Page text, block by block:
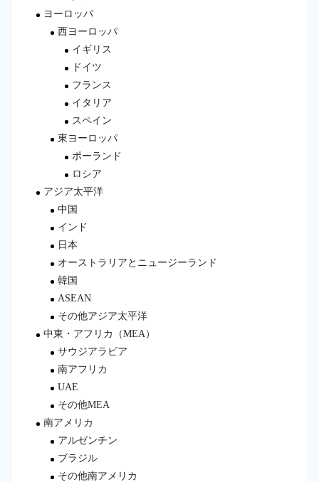
ヨーロッパ
西ヨーロッパ
イギリス
ドイツ
フランス
イタリア
スペイン
東ヨーロッパ
ポーランド
ロシア
アジア太平洋
中国
インド
日本
オーストラリアとニュージーランド
韓国
ASEAN
その他アジア太平洋
中東・アフリカ（MEA）
サウジアラビア
南アフリカ
UAE
その他MEA
南アメリカ
アルゼンチン
ブラジル
その他南アメリカ